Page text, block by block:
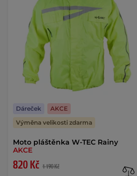
Moto pláštěnka W-TEC Rainy
AKCE
820 Kč 1 190 Kč
Dáreček
AKCE
Výměna velikosti zdarma